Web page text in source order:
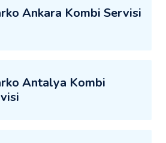
Ankara Kombi Servisi
Antalya Kombi